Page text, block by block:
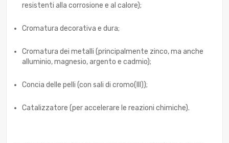
resistenti alla corrosione e al calore);
Cromatura decorativa e dura;
Cromatura dei metalli (principalmente zinco, ma anche
alluminio, magnesio, argento e cadmio);
Concia delle pelli (con sali di cromo(III));
Catalizzatore (per accelerare le reazioni chimiche).